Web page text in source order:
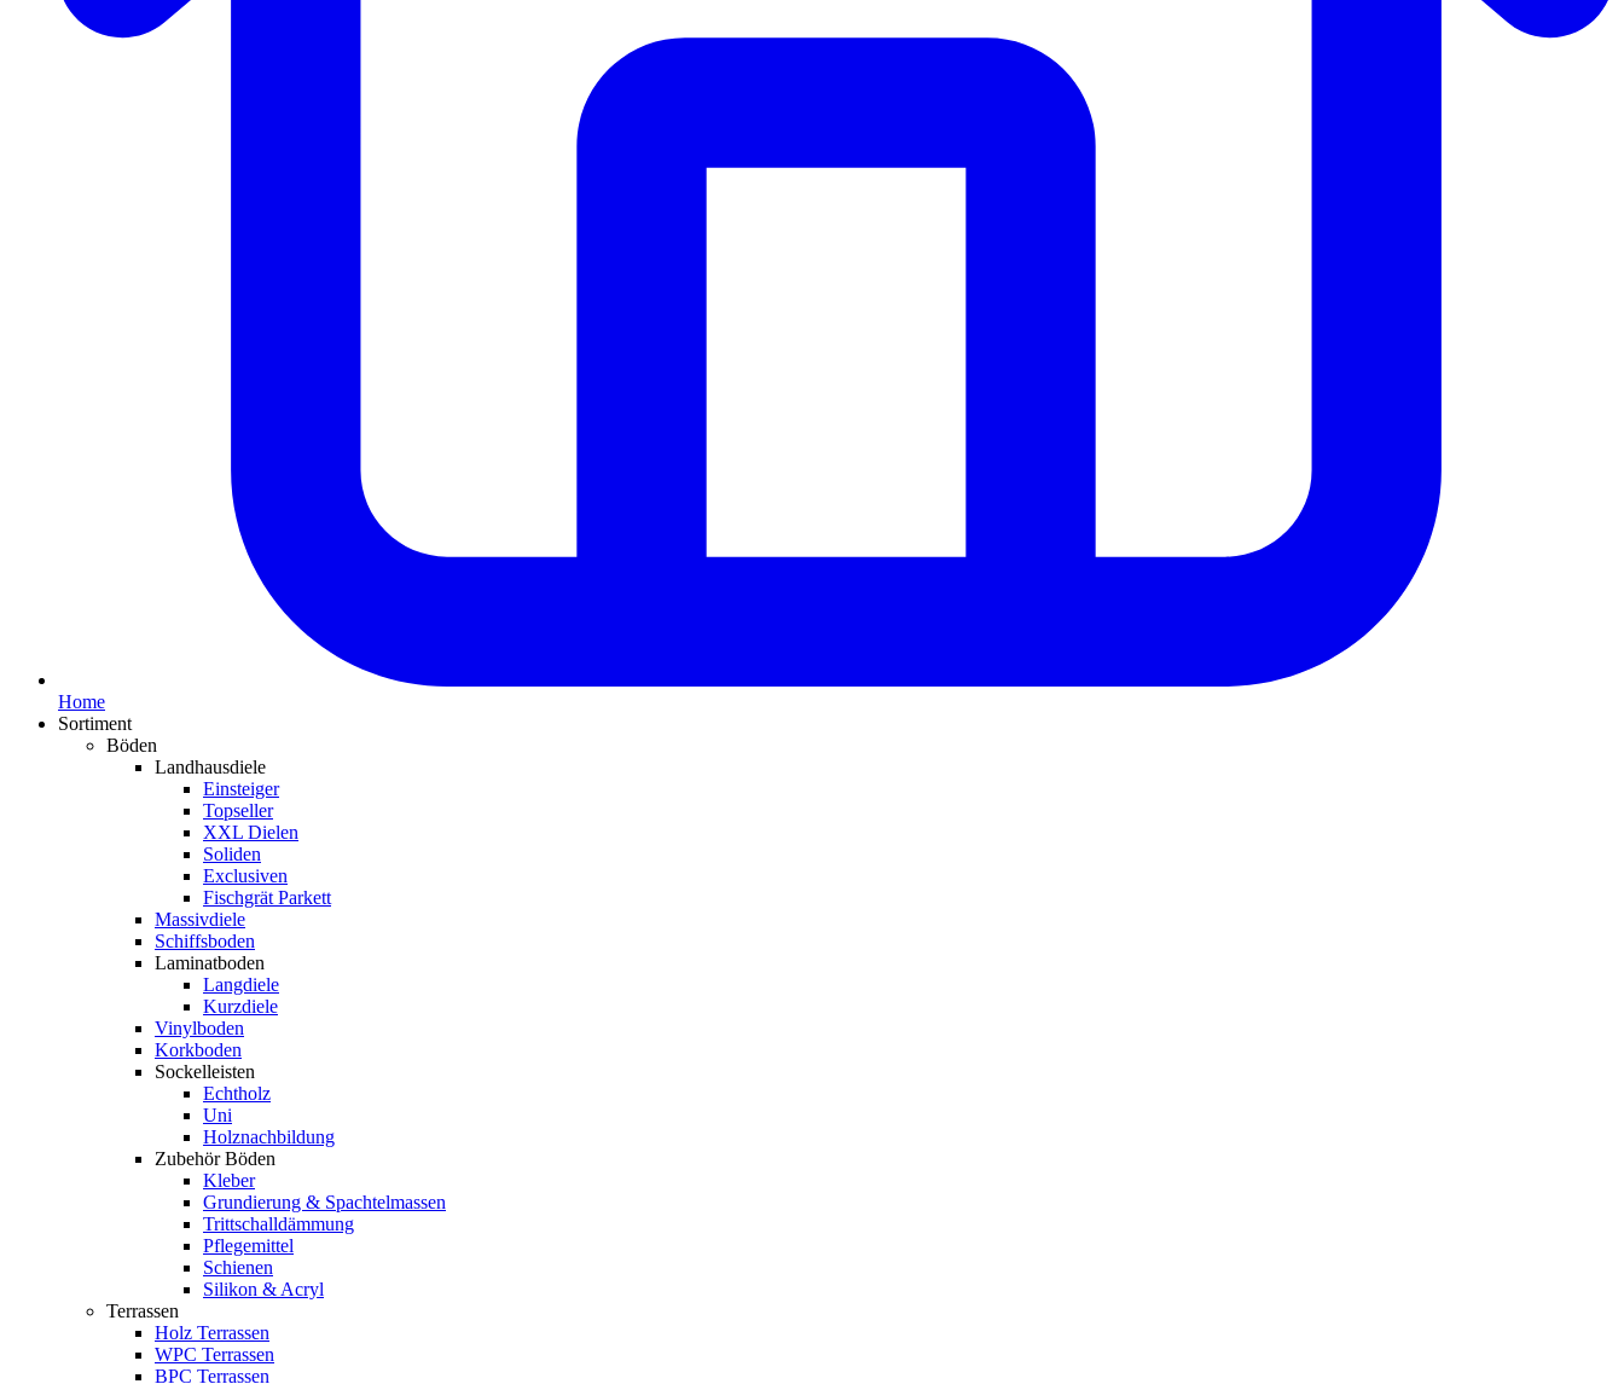
Home
Sortiment
Böden
Landhausdiele
Einsteiger
Topseller
XXL Dielen
Soliden
Exclusiven
Fischgrät Parkett
Massivdiele
Schiffsboden
Laminatboden
Langdiele
Kurzdiele
Vinylboden
Korkboden
Sockelleisten
Echtholz
Uni
Holznachbildung
Zubehör Böden
Kleber
Grundierung & Spachtelmassen
Trittschalldämmung
Pflegemittel
Schienen
Silikon & Acryl
Terrassen
Holz Terrassen
WPC Terrassen
BPC Terrassen